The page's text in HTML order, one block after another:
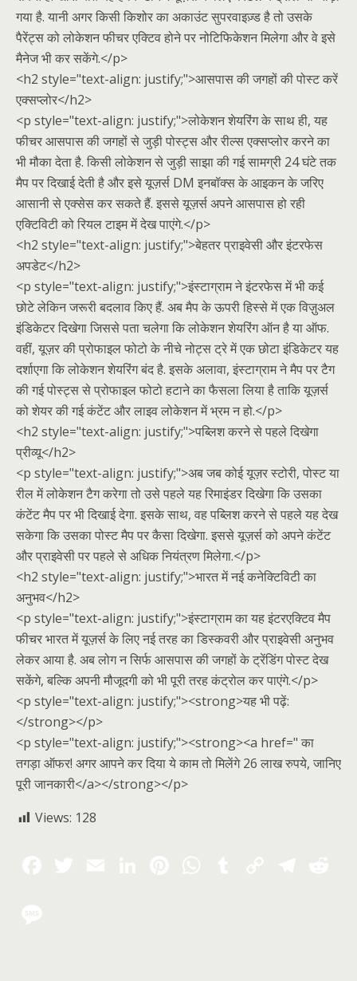
गया है. यानी अगर किसी किशोर का अकाउंट सुपरवाइज़्ड है तो उसके
पैरेंट्स को लोकेशन फीचर एक्टिव होने पर नोटिफिकेशन मिलेगा और वे इसे
मैनेज भी कर सकेंगे.</p>
<h2 style="text-align: justify;">आसपास की जगहों की पोस्ट करें
एक्सप्लोर</h2>
<p style="text-align: justify;">लोकेशन शेयरिंग के साथ ही, यह
फीचर आसपास की जगहों से जुड़ी पोस्ट्स और रील्स एक्सप्लोर करने का
भी मौका देता है. किसी लोकेशन से जुड़ी साझा की गई सामग्री 24 घंटे तक
मैप पर दिखाई देती है और इसे यूज़र्स DM इनबॉक्स के आइकन के जरिए
आसानी से एक्सेस कर सकते हैं. इससे यूज़र्स अपने आसपास हो रही
एक्टिविटी को रियल टाइम में देख पाएंगे.</p>
<h2 style="text-align: justify;">बेहतर प्राइवेसी और इंटरफेस
अपडेट</h2>
<p style="text-align: justify;">इंस्टाग्राम ने इंटरफेस में भी कई
छोटे लेकिन जरूरी बदलाव किए हैं. अब मैप के ऊपरी हिस्से में एक विज़ुअल
इंडिकेटर दिखेगा जिससे पता चलेगा कि लोकेशन शेयरिंग ऑन है या ऑफ.
वहीं, यूज़र की प्रोफाइल फोटो के नीचे नोट्स ट्रे में एक छोटा इंडिकेटर यह
दर्शाएगा कि लोकेशन शेयरिंग बंद है. इसके अलावा, इंस्टाग्राम ने मैप पर टैग
की गई पोस्ट्स से प्रोफाइल फोटो हटाने का फैसला लिया है ताकि यूज़र्स
को शेयर की गई कंटेंट और लाइव लोकेशन में भ्रम न हो.</p>
<h2 style="text-align: justify;">पब्लिश करने से पहले दिखेगा
प्रीव्यू</h2>
<p style="text-align: justify;">अब जब कोई यूज़र स्टोरी, पोस्ट या
रील में लोकेशन टैग करेगा तो उसे पहले यह रिमाइंडर दिखेगा कि उसका
कंटेंट मैप पर भी दिखाई देगा. इसके साथ, वह पब्लिश करने से पहले यह देख
सकेगा कि उसका पोस्ट मैप पर कैसा दिखेगा. इससे यूज़र्स को अपने कंटेंट
और प्राइवेसी पर पहले से अधिक नियंत्रण मिलेगा.</p>
<h2 style="text-align: justify;">भारत में नई कनेक्टिविटी का
अनुभव</h2>
<p style="text-align: justify;">इंस्टाग्राम का यह इंटरएक्टिव मैप
फीचर भारत में यूज़र्स के लिए नई तरह का डिस्कवरी और प्राइवेसी अनुभव
लेकर आया है. अब लोग न सिर्फ आसपास की जगहों के ट्रेंडिंग पोस्ट देख
सकेंगे, बल्कि अपनी मौजूदगी को भी पूरी तरह कंट्रोल कर पाएंगे.</p>
<p style="text-align: justify;"><strong>यह भी पढ़ें:
</strong></p>
<p style="text-align: justify;"><strong><a href=" का
तगड़ा ऑफर! अगर आपने कर दिया ये काम तो मिलेंगे 26 लाख रुपये, जानिए
पूरी जानकारी</a></strong></p>
Views: 128